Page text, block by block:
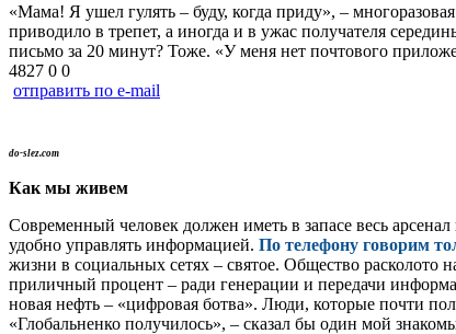
«Мама! Я ушел гулять – буду, когда приду», –
приводило в трепет, а иногда и в ужас получателя
письмо за 20 минут? Тоже. «У меня нет почтового
4827 0 0
отправить по e-mail
do-slez.com
Как мы живем
Современный человек должен иметь в запасе весь
удобно управлять информацией. По телефону говорим
жизни в социальных сетях – святое. Общество расколото
приличный процент – ради генерации и передачи
новая нефть – «цифровая ботва». Люди, которые почти
«Глобальненко получилось», – сказал бы один мой